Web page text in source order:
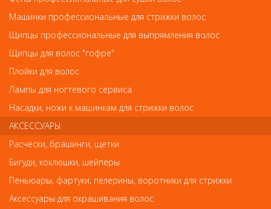
Обратите внимание
Внешний вид товара «PN-815-D(13мм) LJ Metzger Кусачки
кутикульные» может отличаться от фотографий на сайте.
Несовпадение внешнего вида и комплектности реального
товара с фотографиями и описанием на сайте не является
показателем ненадлежащего качества товара.
Так же советуем посмотреть
Машинки профессиональные для стрижки волос
Щипцы профессиональные для выпрямления волос
Щипцы для волос "гофре"
Плойки для волос
Лампы для ногтевого сервиса
Насадки, ножи к машинкам для стрижки волос
АКСЕССУАРЫ
Расчески, брашинги, щетки
Бигуди, коклюшки, шейперы
Пеньюары, фартуки, пелерины, воротники для стрижки
Аксессуары для окрашивания волос